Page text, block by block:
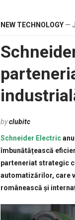
NEW TECHNOLOGY —
byclubitc
Schneider Electric
îmbunătățească
parteneriat strategic
automatizărilor, care
românească și